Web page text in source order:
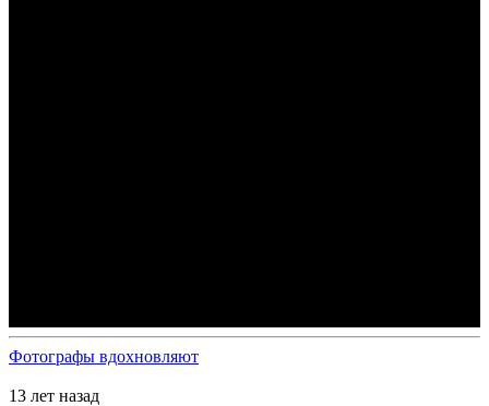
Фотографы вдохновляют
13 лет назад